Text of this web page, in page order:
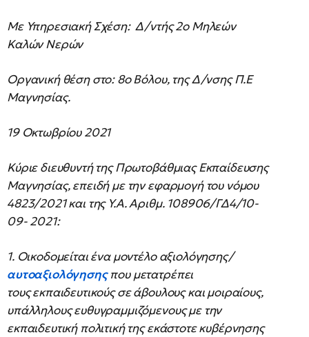
Με Υπηρεσιακή Σχέση: Δ/ντής 2ο Μηλεών
Καλών Νερών
Οργανική θέση στο: 8ο Βόλου, της Δ/νσης Π.Ε
Μαγνησίας.
19 Οκτωβρίου 2021
Κύριε διευθυντή της Πρωτοβάθμιας Εκπαίδευσης
Μαγνησίας, επειδή με την εφαρμογή του νόμου
4823/2021 και της Υ.Α. Αριθμ. 108906/ΓΔ4/10-
09- 2021:
1. Οικοδομείται ένα μοντέλο αξιολόγησης/
αυτοαξιολόγησηςπου μετατρέπει
τους εκπαιδευτικούς σε άβουλους και μοιραίους,
υπάλληλους ευθυγραμμιζόμενους με την
εκπαιδευτική πολιτική της εκάστοτε κυβέρνησης